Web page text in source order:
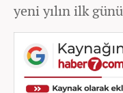
yeni yılın ilk